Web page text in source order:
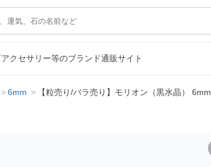
クセサリー等のブランド通販サイト
6mm 【粒売り/バラ売り】モリオン（黒水晶） 6mm